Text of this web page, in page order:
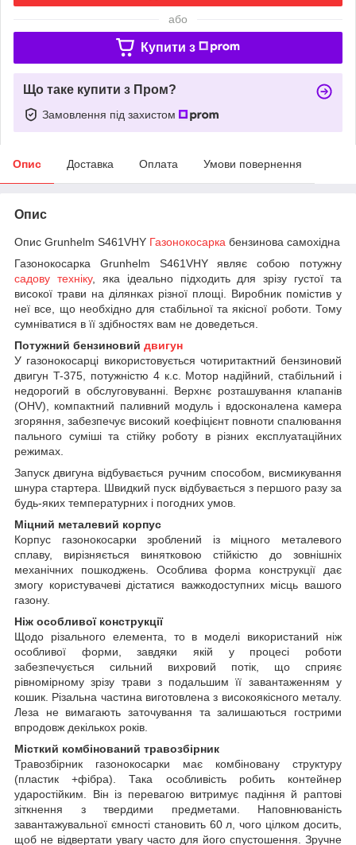
або
Купити з
Що таке купити з Пром?
Замовлення під захистом
Опис Доставка Оплата Умови повернення
Опис
Опис Grunhelm S461VHY Газонокосарка бензинова самохідна
Газонокосарка Grunhelm S461VHY являє собою потужну
садову техніку, яка ідеально підходить для зрізу густої та
високої трави на ділянках різної площі. Виробник помістив у
неї все, що необхідно для стабільної та якісної роботи. Тому
сумніватися в її здібностях вам не доведеться.
Потужний бензиновий двигун
У газонокосарці використовується чотиритактний бензиновий
двигун T-375, потужністю 4 к.с. Мотор надійний, стабільний і
недорогий в обслуговуванні. Верхнє розташування клапанів
(ОНV), компактний паливний модуль і вдосконалена камера
згоряння, забезпечує високий коефіцієнт повноти спалювання
пального суміші та стійку роботу в різних експлуатаційних
режимах.
Запуск двигуна відбувається ручним способом, висмикування
шнура стартера. Швидкий пуск відбувається з першого разу за
будь-яких температурних і погодних умов.
Міцний металевий корпус
Корпус газонокосарки зроблений із міцного металевого
сплаву, вирізняється винятковою стійкістю до зовнішніх
механічних пошкоджень. Особлива форма конструкції дає
змогу користувачеві дістатися важкодоступних місць вашого
газону.
Ніж особливої конструкції
Щодо різального елемента, то в моделі використаний ніж
особливої форми, завдяки якій у процесі роботи
забезпечується сильний вихровий потік, що сприяє
рівномірному зрізу трави з подальшим її завантаженням у
кошик. Різальна частина виготовлена з високоякісного металу.
Леза не вимагають заточування та залишаються гострими
впродовж декількох років.
Місткий комбінований травозбірник
Травозбірник газонокосарки має комбіновану структуру
(пластик +фібра). Така особливість робить контейнер
ударостійким. Він із перевагою витримує падіння й раптові
зіткнення з твердими предметами. Наповнюваність
завантажувальної ємності становить 60 л, чого цілком досить,
щоб не відвертати увагу часто для його спустошення. Зручне